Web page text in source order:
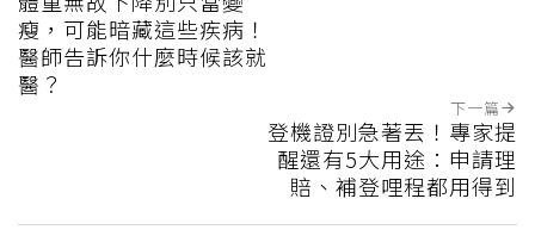
瘦，可能暗藏這些疾病！
醫師告訴你什麼時候該就
醫？
下一篇
登機證別急著丟！專家提
醒還有5大用途：申請理
賠、補登哩程都用得到